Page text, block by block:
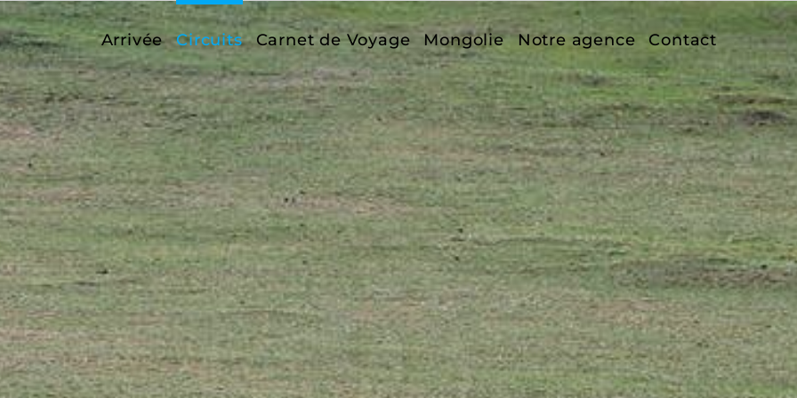
Arrivée Circuits Carnet de Voyage Mongolie Notre agence Contact